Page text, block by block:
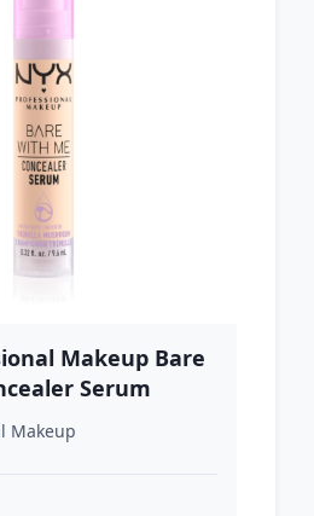
Makeup Bare
Serum
2 v 1
9,6 ml
Makeup